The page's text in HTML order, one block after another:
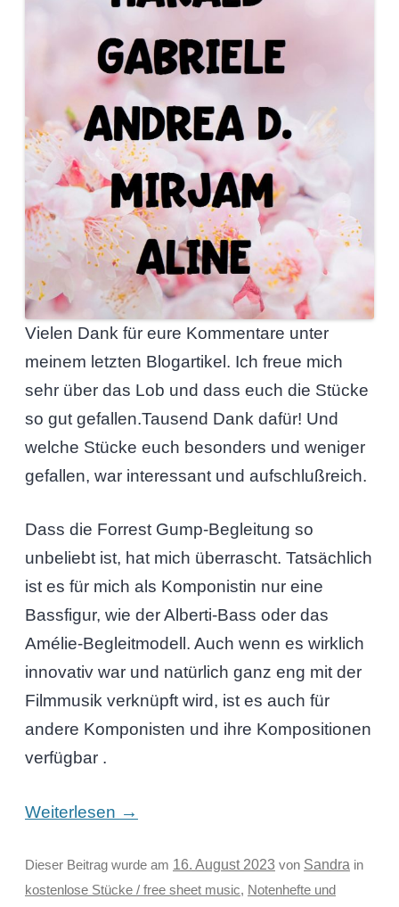
Vielen Dank für eure Kommentare unter
meinem letzten Blogartikel. Ich freue mich
sehr über das Lob und dass euch die Stücke
so gut gefallen.Tausend Dank dafür! Und
welche Stücke euch besonders und weniger
gefallen, war interessant und aufschlußreich.
Dass die Forrest Gump-Begleitung so
unbeliebt ist, hat mich überrascht. Tatsächlich
ist es für mich als Komponistin nur eine
Bassfigur, wie der Alberti-Bass oder das
Amélie-Begleitmodell. Auch wenn es wirklich
innovativ war und natürlich ganz eng mit der
Filmmusik verknüpft wird, ist es auch für
andere Komponisten und ihre Kompositionen
verfügbar .
Weiterlesen →
Dieser Beitrag wurde am 16. August 2023 von Sandra in
kostenlose Stücke / free sheet music, Notenhefte und